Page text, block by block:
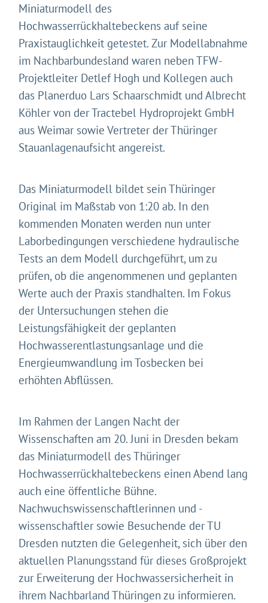
Miniaturmodell des
Hochwasserrückhaltebeckens auf seine
Praxistauglichkeit getestet. Zur Modellabnahme
im Nachbarbundesland waren neben TFW-
Projektleiter Detlef Hogh und Kollegen auch
das Planerduo Lars Schaarschmidt und Albrecht
Köhler von der Tractebel Hydroprojekt GmbH
aus Weimar sowie Vertreter der Thüringer
Stauanlagenaufsicht angereist.
Das Miniaturmodell bildet sein Thüringer
Original im Maßstab von 1:20 ab. In den
kommenden Monaten werden nun unter
Laborbedingungen verschiedene hydraulische
Tests an dem Modell durchgeführt, um zu
prüfen, ob die angenommenen und geplanten
Werte auch der Praxis standhalten. Im Fokus
der Untersuchungen stehen die
Leistungsfähigkeit der geplanten
Hochwasserentlastungsanlage und die
Energieumwandlung im Tosbecken bei
erhöhten Abflüssen.
Im Rahmen der Langen Nacht der
Wissenschaften am 20. Juni in Dresden bekam
das Miniaturmodell des Thüringer
Hochwasserrückhaltebeckens einen Abend lang
auch eine öffentliche Bühne.
Nachwuchswissenschaftlerinnen und -
wissenschaftler sowie Besuchende der TU
Dresden nutzten die Gelegenheit, sich über den
aktuellen Planungsstand für dieses Großprojekt
zur Erweiterung der Hochwassersicherheit in
ihrem Nachbarland Thüringen zu informieren.
Gleich geht's los!
Mit Ihrer Zustimmung möchten wir moderne Web-
Technologien auf unserer Website nutzen. Einige sind
essenziell, Youtube und Matomo helfen uns diese
Website und Ihr Erlebnis zu verbessern.
Impressum&Datenschutz